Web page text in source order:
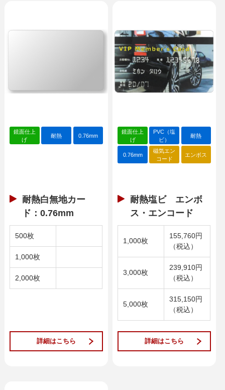
鏡面仕上
げ
耐熱 0.76mm
耐熱白無地カー
ド：0.76mm
500枚
1,000枚
2,000枚
詳細はこちら
鏡面仕上
げ
PVC（塩
ビ）
耐熱
0.76mm
磁気エン
コード
エンボス
耐熱塩ビ エンボ
ス・エンコード
1,000枚
155,760円
（税込）
3,000枚
239,910円
（税込）
5,000枚
315,150円
（税込）
詳細はこちら